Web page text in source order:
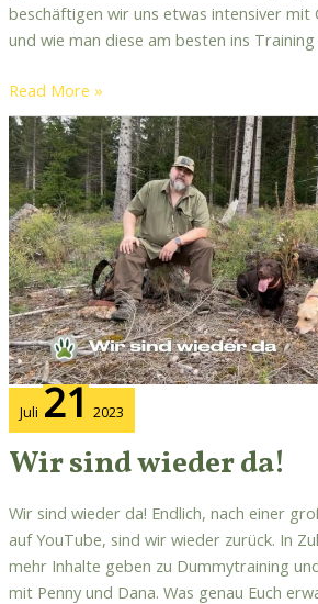
beschäftigen wir uns etwas intensiver mit
und wie man diese am besten ins
Read More »
Juli 21 2023
Wir sind wieder da!
Wir sind wieder da! Endlich, nach einer
auf YouTube, sind wir wieder zurück. In
mehr Inhalte geben zu Dummytraining
mit Penny und Dana. Was genau Euch
Wir
sind
wieder
da!